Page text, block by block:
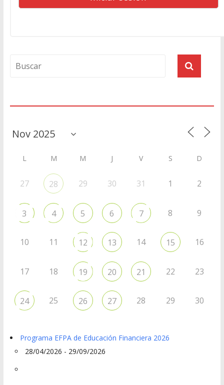
L M M J V S D
27 28 29 30 31 1 2
3 4 5 6 7 8 9
10 11 12 13 14 15 16
17 18 19 20 21 22 23
24 25 26 27 28 29 30
Programa EFPA de Educación Financiera 2026
28/04/2026 - 29/09/2026